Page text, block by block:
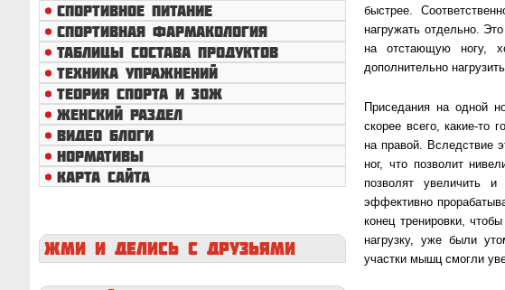
СПОРТИВНОЕ ПИТАНИЕ
СПОРТИВНАЯ ФАРМАКОЛОГИЯ
ТАБЛИЦЫ СОСТАВА ПРОДУКТОВ
ТЕХНИКА УПРАЖНЕНИЙ
ТЕОРИЯ СПОРТА И ЗОЖ
ЖЕНСКИЙ РАЗДЕЛ
ВИДЕО БЛОГИ
НОРМАТИВЫ
КАРТА САЙТА
ЖМИ И ДЕЛИСЬ С ДРУЗЬЯМИ
быстрее.
нагружать отдельно.
на отстающую ногу,
дополнительно
Приседания на одной
скорее всего, какие-то
на правой. Вследствие
ног, что позволит
позволят увеличить
эффективно
конец тренировки,
нагрузку, уже были
участки мышц смогли